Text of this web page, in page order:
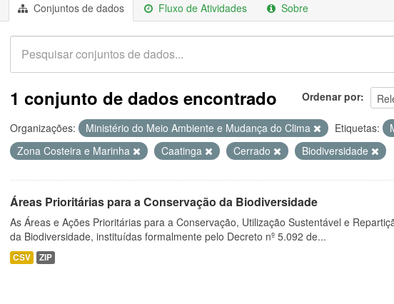
Conjuntos de dados Fluxo de Atividades Sobre
Ordenar por
1 conjunto de dados encontrado
Organizações: Ministério do Meio Ambiente e Mudança do Clima Etiquetas:
Zona Costeira e Marinha
Caatinga Cerrado Biodiversidade
Áreas Prioritárias para a Conservação da Biodiversidade
As Áreas e Ações Prioritárias para a Conservação, Utilização Sustentável e
da Biodiversidade, instituídas formalmente pelo Decreto nº 5.092 de...
CSV ZIP